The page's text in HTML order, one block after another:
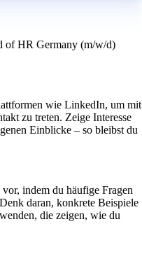
of HR Germany (m/w/d)
wie LinkedIn, um mit
zu treten. Zeige Interesse
Einblicke – so bleibst du
indem du häufige Fragen
daran, konkrete Beispiele
die zeigen, wie du